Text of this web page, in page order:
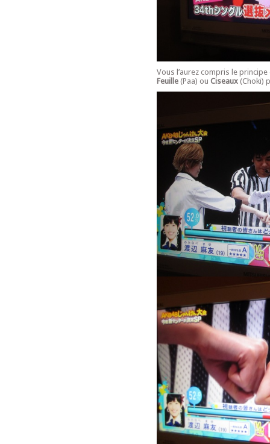
Vous l’aurez compris le
Feuille (Paa) ou Ciseaux (Choki)